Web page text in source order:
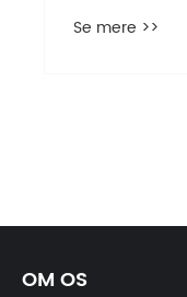
Se mere >>
OM OS